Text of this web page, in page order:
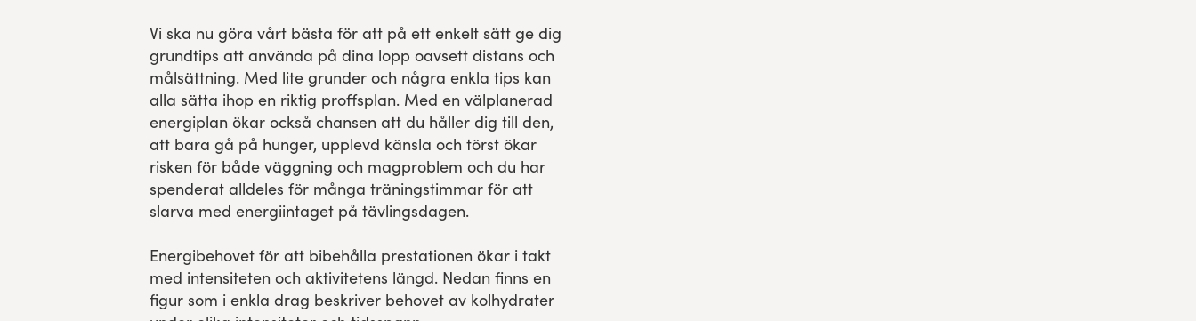
Vi ska nu göra vårt bästa för att på ett enkelt sätt ge dig
grundtips att använda på dina lopp oavsett distans och
målsättning. Med lite grunder och några enkla tips kan
alla sätta ihop en riktig proffsplan. Med en välplanerad
energiplan ökar också chansen att du håller dig till den,
att bara gå på hunger, upplevd känsla och törst ökar
risken för både väggning och magproblem och du har
spenderat alldeles för många träningstimmar för att
slarva med energiintaget på tävlingsdagen.
Energibehovet för att bibehålla prestationen ökar i takt
med intensiteten och aktivitetens längd. Nedan finns en
figur som i enkla drag beskriver behovet av kolhydrater